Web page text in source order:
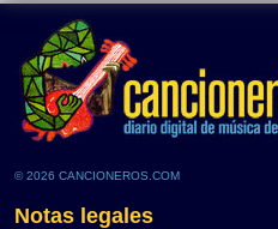
© 2026 CANCIONEROS.COM
Notas legales